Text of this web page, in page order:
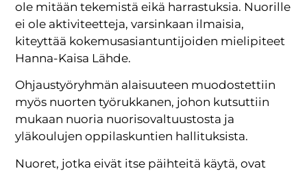
ole mitään tekemistä eikä harrastuksia. Nuorille
ei ole aktiviteetteja, varsinkaan ilmaisia,
kiteyttää kokemusasiantuntijoiden mielipiteet
Hanna-Kaisa Lähde.
Ohjaustyöryhmän alaisuuteen muodostettiin
myös nuorten työrukkanen, johon kutsuttiin
mukaan nuoria nuorisovaltuustosta ja
yläkoulujen oppilaskuntien hallituksista.
Nuoret, jotka eivät itse päihteitä käytä, ovat